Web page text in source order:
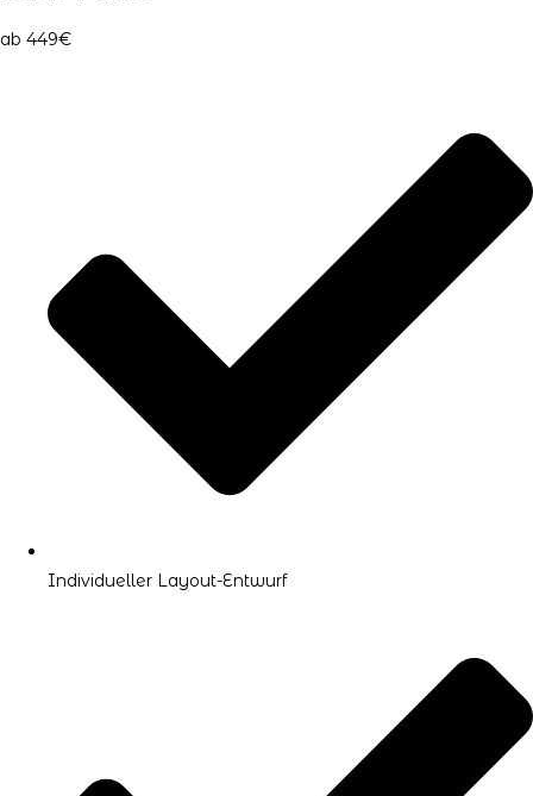
ab 449€
Individueller Layout-Entwurf